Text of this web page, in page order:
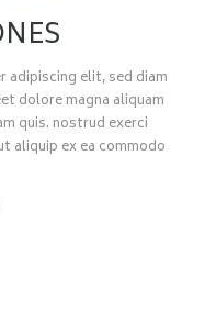
adipiscing elit, sed diam
dolore magna aliquam
quis. nostrud exerci
aliquip ex ea commodo